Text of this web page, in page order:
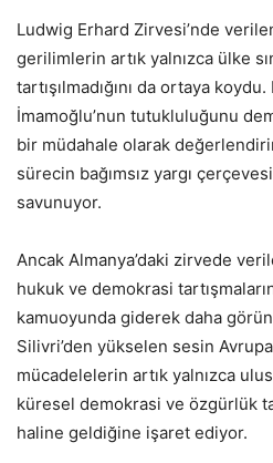
Ludwig Erhard Zirvesi’nde
gerilimlerin artık yalnızca ülke
tartışılmadığını da ortaya
İmamoğlu’nun tutukluluğunu
bir müdahale olarak
sürecin bağımsız yargı
savunuyor.
Ancak Almanya’daki zirvede
hukuk ve demokrasi
kamuoyunda giderek daha
Silivri’den yükselen sesin
mücadelelerin artık yalnızca
küresel demokrasi ve özgürlük
haline geldiğine işaret ediyor.